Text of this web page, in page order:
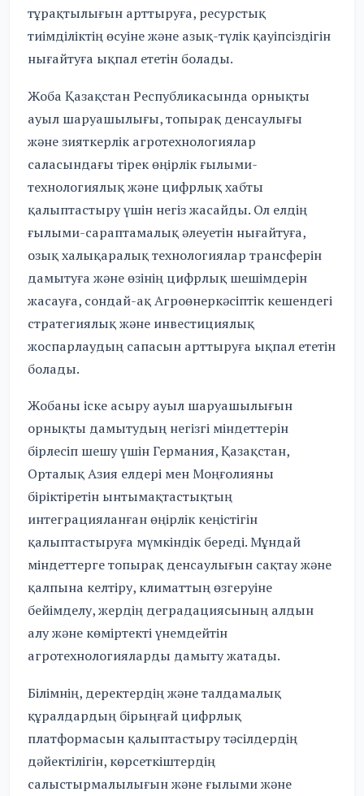
тұрақтылығын арттыруға, ресурстық
тиімділіктің өсуіне және азық-түлік қауіпсіздігін
нығайтуға ықпал ететін болады.
Жоба Қазақстан Республикасында орнықты
ауыл шаруашылығы, топырақ денсаулығы
және зияткерлік агротехнологиялар
саласындағы тірек өңірлік ғылыми-
технологиялық және цифрлық хабты
қалыптастыру үшін негіз жасайды. Ол елдің
ғылыми-сараптамалық әлеуетін нығайтуға,
озық халықаралық технологиялар трансферін
дамытуға және өзінің цифрлық шешімдерін
жасауға, сондай-ақ Агроөнеркәсіптік кешендегі
стратегиялық және инвестициялық
жоспарлаудың сапасын арттыруға ықпал ететін
болады.
Жобаны іске асыру ауыл шаруашылығын
орнықты дамытудың негізгі міндеттерін
бірлесіп шешу үшін Германия, Қазақстан,
Орталық Азия елдері мен Моңғолияны
біріктіретін ынтымақтастықтың
интеграцияланған өңірлік кеңістігін
қалыптастыруға мүмкіндік береді. Мұндай
міндеттерге топырақ денсаулығын сақтау және
қалпына келтіру, климаттың өзгеруіне
бейімделу, жердің деградациясының алдын
алу және көміртекті үнемдейтін
агротехнологияларды дамыту жатады.
Білімнің, деректердің және талдамалық
құралдардың бірыңғай цифрлық
платформасын қалыптастыру тәсілдердің
дәйектілігін, көрсеткіштердің
салыстырмалылығын және ғылыми және